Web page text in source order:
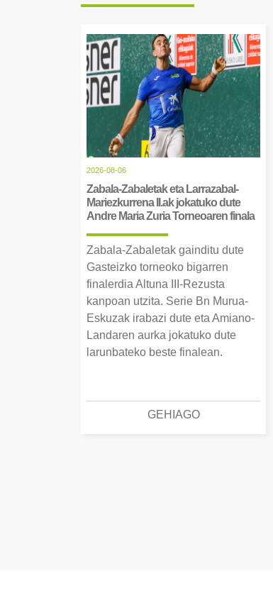
2026-08-06
Zabala-Zabaletak eta Larrazabal-
Mariezkurrena II.ak jokatuko dute
Andre Maria Zuria Torneoaren finala
Zabala-Zabaletak gainditu dute
Gasteizko torneoko bigarren
finalerdia Altuna III-Rezusta
kanpoan utzita. Serie Bn Murua-
Eskuzak irabazi dute eta Amiano-
Landaren aurka jokatuko dute
larunbateko beste finalean.
GEHIAGO